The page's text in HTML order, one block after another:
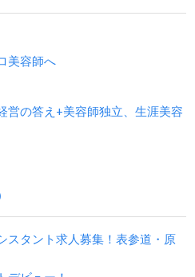
美容師へ
営の答え+美容師独立、生涯美容
スタント求人募集！表参道・原